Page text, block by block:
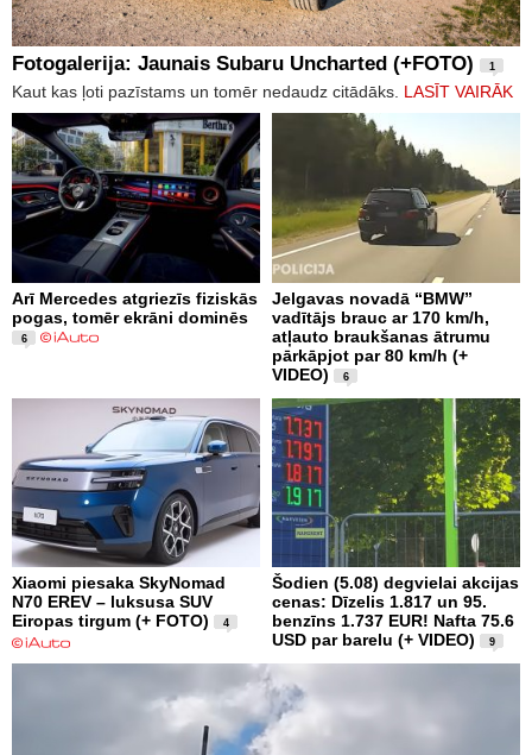
Fotogalerija: Jaunais Subaru Uncharted (+FOTO) 1
Kaut kas ļoti pazīstams un tomēr nedaudz citādāks. LASĪT VAIRĀK
Arī Mercedes atgriezīs fiziskās
pogas, tomēr ekrāni dominēs
6
Jelgavas novadā “BMW”
vadītājs brauc ar 170 km/h,
atļauto braukšanas ātrumu
pārkāpjot par 80 km/h (+
VIDEO)
6
Xiaomi piesaka SkyNomad
N70 EREV – luksusa SUV
Eiropas tirgum (+ FOTO)
4
Šodien (5.08) degvielai akcijas
cenas: Dīzelis 1.817 un 95.
benzīns 1.737 EUR! Nafta 75.6
USD par barelu (+ VIDEO)
9